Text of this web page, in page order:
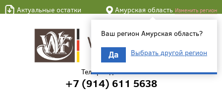
Актуальные остатки Амурская область Изменить регион
Ваш регион Амурская область?
Да Выбрать другой регион
Телефон для связи
+7 (914) 611 5638